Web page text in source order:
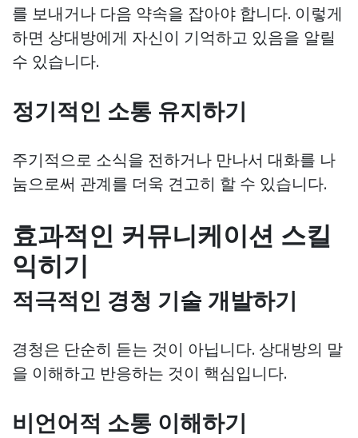
를 보내거나 다음 약속을 잡아야 합니다. 이렇게
하면 상대방에게 자신이 기억하고 있음을 알릴
수 있습니다.
정기적인 소통 유지하기
주기적으로 소식을 전하거나 만나서 대화를 나
눔으로써 관계를 더욱 견고히 할 수 있습니다.
효과적인 커뮤니케이션 스킬
익히기
적극적인 경청 기술 개발하기
경청은 단순히 듣는 것이 아닙니다. 상대방의 말
을 이해하고 반응하는 것이 핵심입니다.
비언어적 소통 이해하기